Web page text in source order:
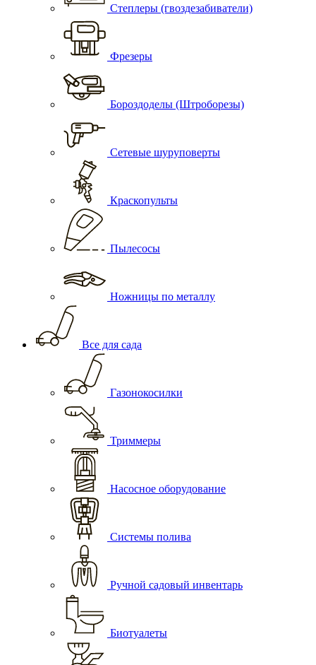
Степлеры (гвоздезабиватели)
Фрезеры
Бороздоделы (Штроборезы)
Сетевые шуруповерты
Краскопульты
Пылесосы
Ножницы по металлу
Все для сада
Газонокосилки
Триммеры
Насосное оборудование
Системы полива
Ручной садовый инвентарь
Биотуалеты